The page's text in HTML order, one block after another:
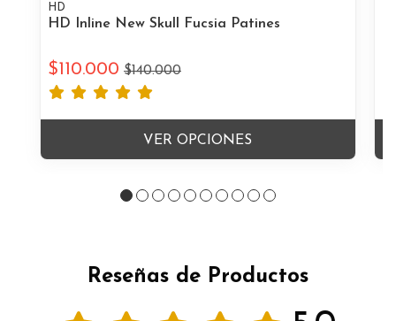
HD
HD Inline New Skull Fucsia Patines
$110.000 $140.000
VER OPCIONES
Reseñas de Productos